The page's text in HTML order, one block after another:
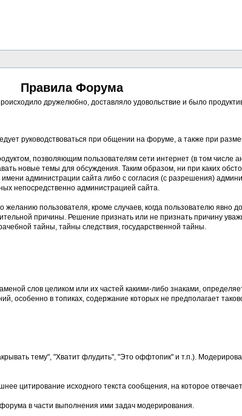
Правила Форума
дружелюбно, доставляло удовольствие и было
руководствоваться при общении на форуме, а также при
позволяющим пользователям сети интернет (в том числе
новые темы для обсуждения. Таким образом, ни при каких
администрации сайта либо с согласия (с разрешения)
непосредственно администрацией сайта.
пользователя, кроме случаев, когда пользователю явно
причины. Решение признать или не признать причину
тайны, тайны следствия, государственной тайны.
слов целиком или их частей какими-либо знаками,
особенно в топиках, содержание которых не предполагает
тему", "Хватит флудить", "Это оффтопик" и т.п.).
цитирование исходного текста сообщения, на которое
в части выполнения ими задач модерирования.